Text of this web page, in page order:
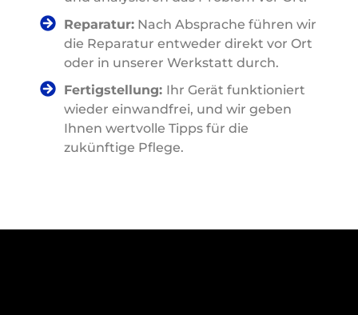
Reparatur: Nach Absprache führen wir
die Reparatur entweder direkt vor Ort
oder in unserer Werkstatt durch.
Fertigstellung: Ihr Gerät funktioniert
wieder einwandfrei, und wir geben
Ihnen wertvolle Tipps für die
zukünftige Pflege.